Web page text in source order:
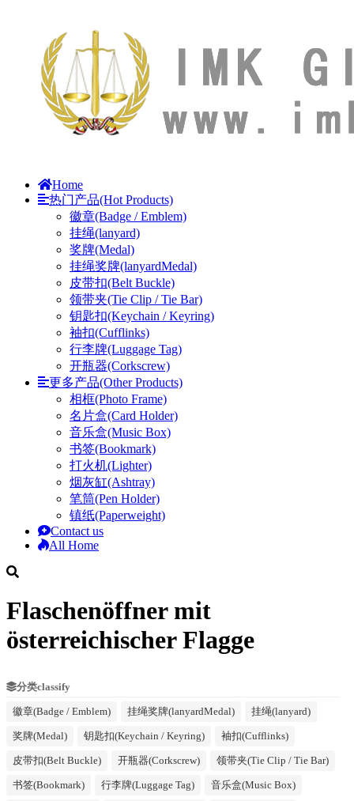
Home
热门产品(Hot Products)
徽章(Badge / Emblem)
挂绳(lanyard)
奖牌(Medal)
挂绳奖牌(lanyardMedal)
皮带扣(Belt Buckle)
领带夹(Tie Clip / Tie Bar)
钥匙扣(Keychain / Keyring)
袖扣(Cufflinks)
行李牌(Luggage Tag)
开瓶器(Corkscrew)
更多产品(Other Products)
相框(Photo Frame)
名片盒(Card Holder)
音乐盒(Music Box)
书签(Bookmark)
打火机(Lighter)
烟灰缸(Ashtray)
笔筒(Pen Holder)
镇纸(Paperweight)
Contact us
All Home
Flaschenöffner mit
österreichischer Flagge
分类classify
徽章(Badge / Emblem) 挂绳奖牌(lanyardMedal) 挂绳(lanyard)
奖牌(Medal) 钥匙扣(Keychain / Keyring) 袖扣(Cufflinks)
皮带扣(Belt Buckle) 开瓶器(Corkscrew) 领带夹(Tie Clip / Tie Bar)
书签(Bookmark) 行李牌(Luggage Tag) 音乐盒(Music Box)